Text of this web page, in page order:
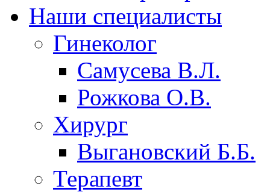
Наши специалисты
Гинеколог
Самусева В.Л.
Рожкова О.В.
Хирург
Выгановский Б.Б.
Терапевт